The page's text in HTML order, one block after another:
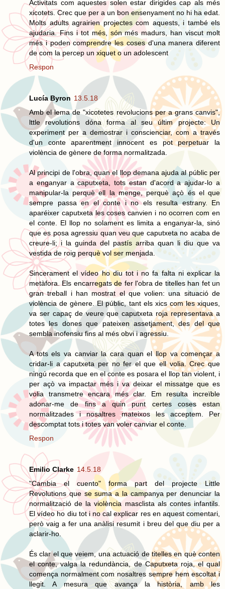
Activitats com aquestes solen estar dirigides cap als més
xicotets. Crec que per a un bon ensenyament no hi ha edat.
Molts adults agrairien projectes com aquests, i també els
ajudaria. Fins i tot més, són més madurs, han viscut molt
més i poden comprendre les coses d'una manera diferent
de com la percep un xiquet o un adolescent
Respon
Lucía Byron 13.5.18
Amb el lema de "xicotetes revolucions per a grans canvis",
lttle revolutions dóna forma al seu últim projecte: Un
experiment per a demostrar i conscienciar, com a través
d'un conte aparentment innocent es pot perpetuar la
violència de gènere de forma normalitzada.
Al principi de l'obra, quan el llop demana ajuda al públic per
a enganyar a caputxeta, tots estan d'acord a ajudar-lo a
manipular-la perquè ell la menge, perquè açò és el que
sempre passa en el conte i no els resulta estrany. En
aparéixer caputxeta les coses canvien i no ocorren com en
el conte. El llop no solament es limita a enganyar-la, sinó
que es posa agressiu quan veu que caputxeta no acaba de
creure-li; i la guinda del pastís arriba quan li diu que va
vestida de roig perquè vol ser menjada.
Sincerament el vídeo ho diu tot i no fa falta ni explicar la
metàfora. Els encarregats de fer l'obra de titelles han fet un
gran treball i han mostrat el que volien: una situació de
violència de gènere. El públic, tant els xics com les xiques,
va ser capaç de veure que caputxeta roja representava a
totes les dones que pateixen assetjament, des del que
sembla inofensiu fins al més obvi i agressiu.
A tots els va canviar la cara quan el llop va començar a
cridar-li a caputxeta per no fer el que ell volia. Crec que
ningú recorda que en el conte es posara el llop tan violent, i
per açò va impactar més i va deixar el missatge que es
volia transmetre encara més clar. Em resulta increïble
adonar-me de fins a quin punt certes coses estan
normalitzades i nosaltres mateixos les acceptem. Per
descomptat tots i totes van voler canviar el conte.
Respon
Emilio Clarke 14.5.18
"Cambia el cuento" forma part del projecte Little
Revolutions que se suma a la campanya per denunciar la
normalització de la violència masclista als contes infantils.
El vídeo ho diu tot i no cal explicar res en aquest comentari,
però vaig a fer una anàlisi resumit i breu del que diu per a
aclarir-ho.
És clar el que veiem, una actuació de titelles en què conten
el conte, valga la redundància, de Caputxeta roja, el qual
comença normalment com nosaltres sempre hem escoltat i
llegit. A mesura que avança la història, amb les